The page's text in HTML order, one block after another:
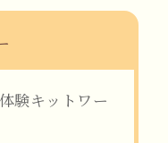
験キットワー